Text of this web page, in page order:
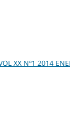
XX Nº1 2014